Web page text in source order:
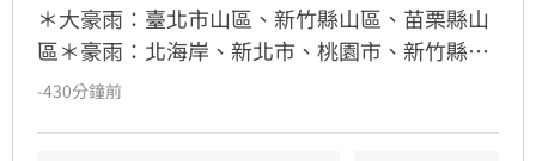
＊大豪雨：臺北市山區、新竹縣山區、苗栗縣山
區＊豪雨：北海岸、新北市、桃園市、新竹縣、
臺中市山區＊大雨：基隆市、臺北市、新竹市、
-430分鐘前